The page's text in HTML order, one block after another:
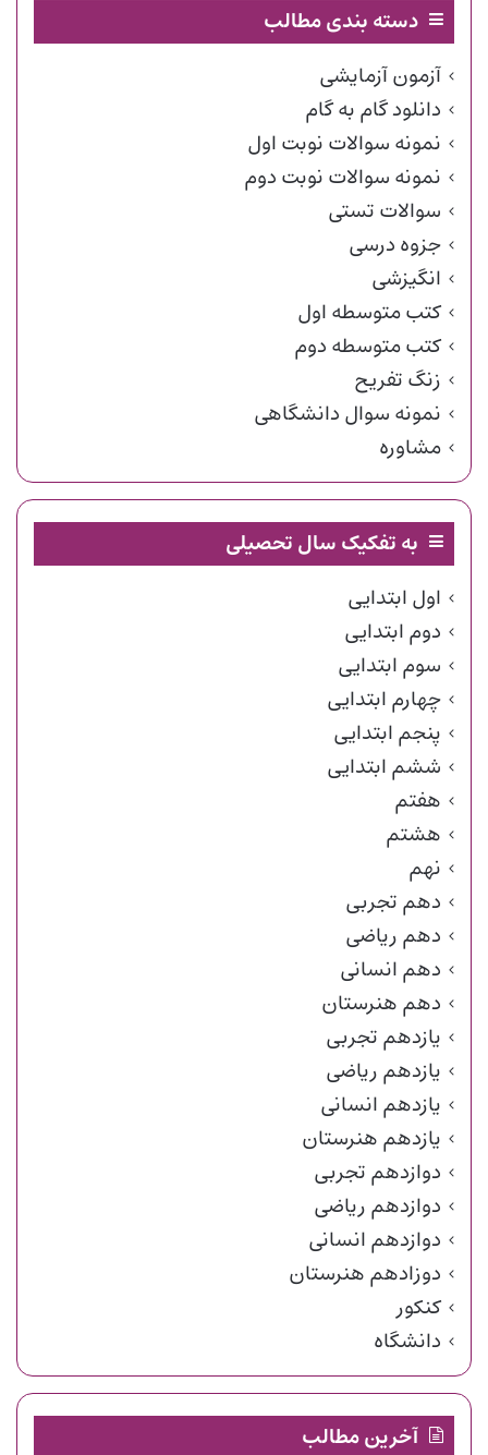
دسته بندی مطالب
آزمون آزمایشی
دانلود گام به گام
نمونه سوالات نوبت اول
نمونه سوالات نوبت دوم
سوالات تستی
جزوه درسی
انگیزشی
کتب متوسطه اول
کتب متوسطه دوم
زنگ تفریح
نمونه سوال دانشگاهی
مشاوره
به تفکیک سال تحصیلی
اول ابتدایی
دوم ابتدایی
سوم ابتدایی
چهارم ابتدایی
پنجم ابتدایی
ششم ابتدایی
هفتم
هشتم
نهم
دهم تجربی
دهم ریاضی
دهم انسانی
دهم هنرستان
یازدهم تجربی
یازدهم ریاضی
یازدهم انسانی
یازدهم هنرستان
دوازدهم تجربی
دوازدهم ریاضی
دوازدهم انسانی
دوزادهم هنرستان
کنکور
دانشگاه
آخرین مطالب